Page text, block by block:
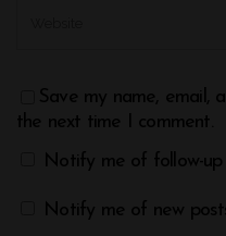
Save my name, email,
the next time I comment.
Notify me of follow-up
Notify me of new